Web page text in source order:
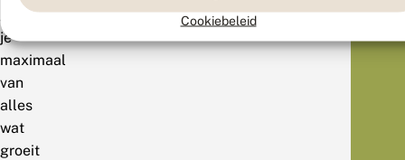
Cookiebeleid
geniet
je
maximaal
van
alles
wat
groeit